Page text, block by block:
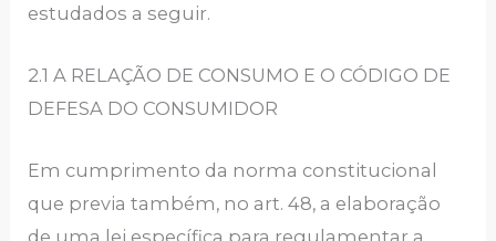
estudados a seguir.
2.1 A RELAÇÃO DE CONSUMO E O CÓDIGO DE
DEFESA DO CONSUMIDOR
Em cumprimento da norma constitucional
que previa também, no art. 48, a elaboração